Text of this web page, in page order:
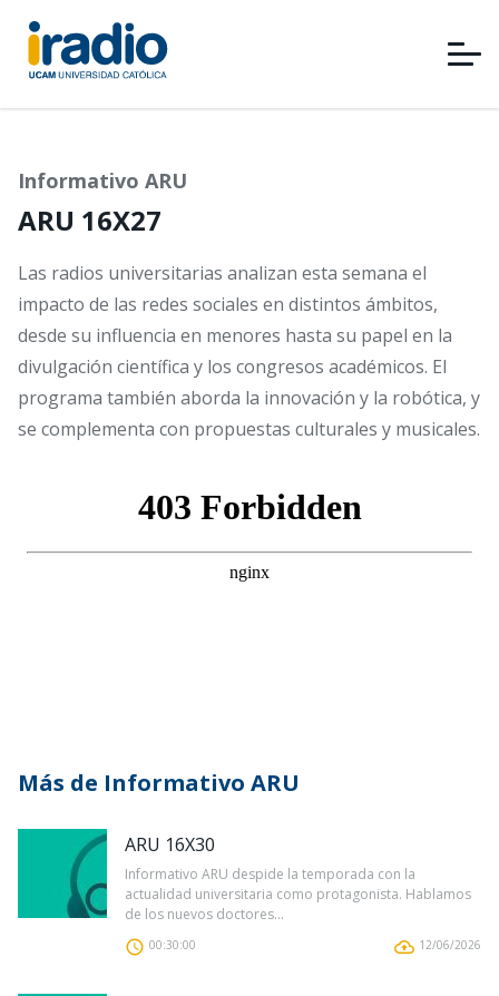
Pasar
contenido
principal
Informativo ARU
ARU 16X27
Las radios universitarias analizan esta semana el
impacto de las redes sociales en distintos ámbitos,
desde su influencia en menores hasta su papel en la
divulgación científica y los congresos académicos. El
programa también aborda la innovación y la robótica, y
se complementa con propuestas culturales y musicales.
Más de Informativo ARU
ARU 16X30
Informativo ARU despide la temporada con la
actualidad universitaria como protagonista. Hablamos
de los nuevos doctores...
00:30:00 12/06/2026